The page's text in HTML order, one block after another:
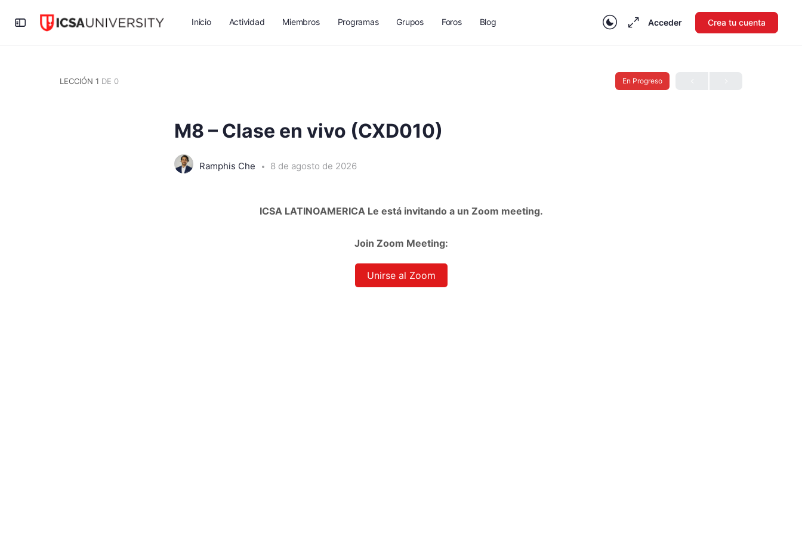
Inicio Actividad Miembros Programas Grupos Foros Blog Acceder Crea tu cuenta
LECCIÓN 1 DE 0 En Progreso
M8 – Clase en vivo (CXD010)
Ramphis Che 8 de agosto de 2026
ICSA LATINOAMERICA Le está invitando a un Zoom meeting.
Join Zoom Meeting:
Unirse al Zoom